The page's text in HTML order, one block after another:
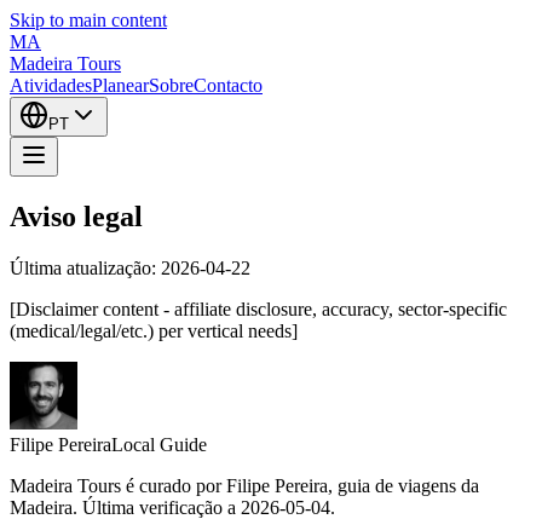
Skip to main content
MA
Madeira Tours
AtividadesPlanearSobreContacto
PT
Aviso legal
Última atualização: 2026-04-22
[Disclaimer content - affiliate disclosure, accuracy, sector-specific
(medical/legal/etc.) per vertical needs]
Filipe PereiraLocal Guide
Madeira Tours é curado por Filipe Pereira, guia de viagens da
Madeira. Última verificação a 2026-05-04.